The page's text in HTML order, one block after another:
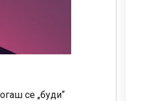
се „буди“